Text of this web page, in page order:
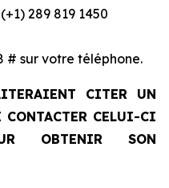
289 819 1450
# sur votre téléphone.
CITER UN
CONTACTER CELUI-CI
OBTENIR SON